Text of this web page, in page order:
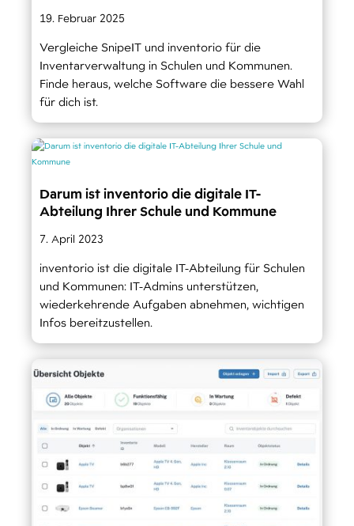
19. Februar 2025
Vergleiche SnipeIT und inventorio für die
Inventarverwaltung in Schulen und Kommunen.
Finde heraus, welche Software die bessere Wahl
für dich ist.
Darum ist inventorio die digitale IT-
Abteilung Ihrer Schule und Kommune
7. April 2023
inventorio ist die digitale IT-Abteilung für Schulen
und Kommunen: IT-Admins unterstützen,
wiederkehrende Aufgaben abnehmen, wichtigen
Infos bereitzustellen.